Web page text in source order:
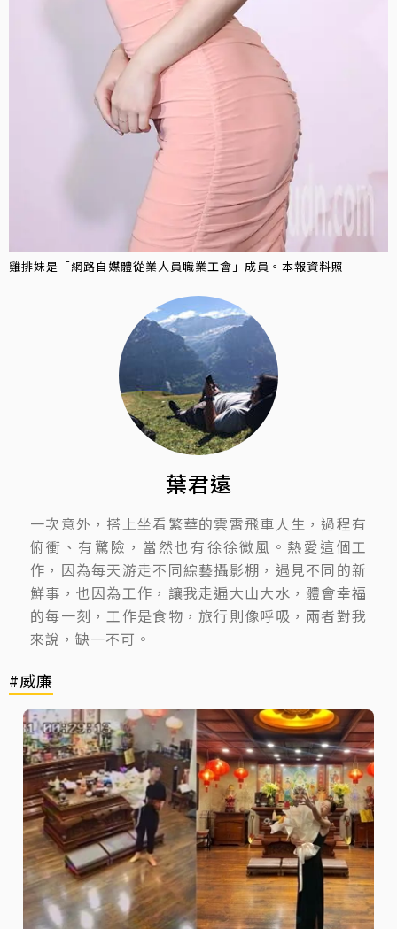
雞排妹是「網路自媒體從業人員職業工會」成員。本報資料照
葉君遠
一次意外，搭上坐看繁華的雲霄飛車人生，過程有
俯衝、有驚險，當然也有徐徐微風。熱愛這個工
作，因為每天游走不同綜藝攝影棚，遇見不同的新
鮮事，也因為工作，讓我走遍大山大水，體會幸福
的每一刻，工作是食物，旅行則像呼吸，兩者對我
來說，缺一不可。
#威廉